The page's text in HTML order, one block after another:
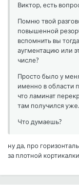
Виктор, есть
Помню твой
повышенной
вспомнить вы
аугментацию или
числе?
Просто было у
именно в области
что ламинат
там получился уже.
Что думаешь?
ну да, про
за плотной